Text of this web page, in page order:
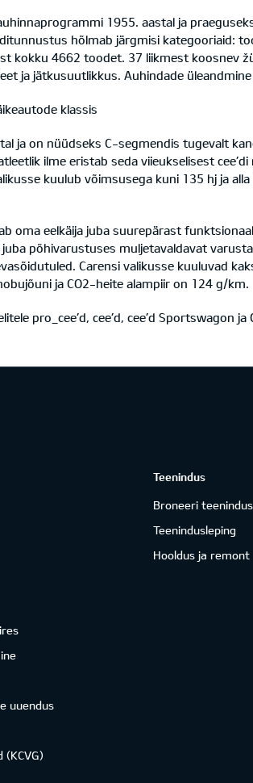
1955. aastal ja
hõlmab järgmisi kategooriaid:
kokku 4662 toodet. 37 liikmest koosnev
ja jätkusuutlikkus. Auhindade
klassis
ja on nüüdseks C-segmendis tugevalt
ilme eristab seda viieukselisest
kuulub võimsusega kuni 135 hj ja
oma eelkäija juba suurepärast
põhivarustuses muljetavaldavat
Carensi valikusse kuuluvad
ja CO2-heite alampiir on 124 g/km.
pro_cee’d, cee’d, cee’d Sportswagon
uuendus
(KCVG)
Teenindus
Broneeri teenindus
Teenindusleping
Hooldus ja remont